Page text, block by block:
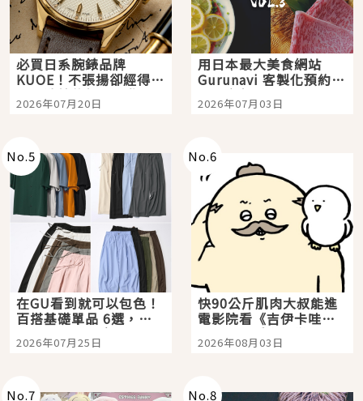
必買日系腕錶品牌
KUOE！不張揚卻經得起
時間洗鍊的經典之作五
選
2026年07月20日
用日本最大美食網站
Gurunavi 客製化預約九
大都市餐廳，打造專屬
美食體驗！
2026年07月03日
No.5
在GU看到就可以包色！
百搭基礎單品 6選，閉
眼全收也不心疼
2026年07月25日
No.6
快90公斤肌肉大叔能進
電影院看《吉伊卡哇》
嗎？日本重金屬樂團
「打首」會長與nagano
2026年08月03日
No.7 No.8